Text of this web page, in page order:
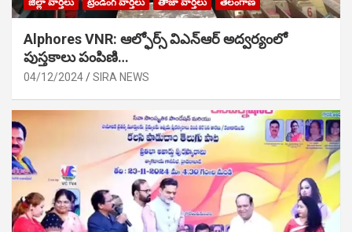
జిల్లా వార్తలు ట్రేండింగ్ వార్తలు తాజా వార్తలు తెలంగాణ
Alphores VNR: ఆల్ఫోర్స్ విఎన్ఆర్ అద్వర్యంలో
పుస్తకాలు పంపిణి…
04/12/2024 SIRA NEWS